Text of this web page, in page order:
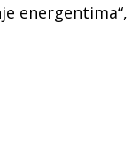
energentima“,